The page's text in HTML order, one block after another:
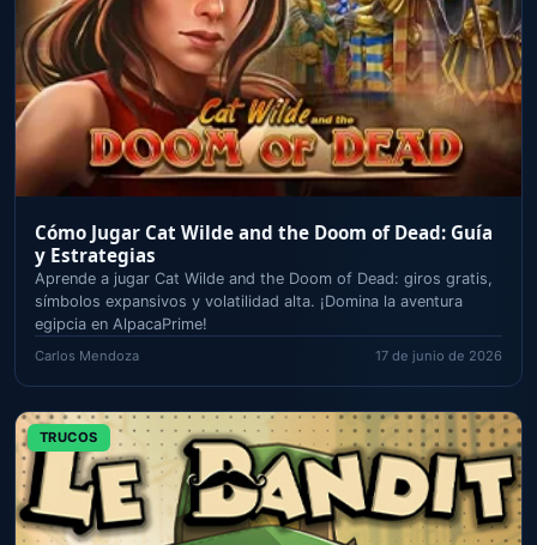
Cómo Jugar Cat Wilde and the Doom of Dead: Guía
y Estrategias
Aprende a jugar Cat Wilde and the Doom of Dead: giros gratis,
símbolos expansivos y volatilidad alta. ¡Domina la aventura
egipcia en AlpacaPrime!
Carlos Mendoza 17 de junio de 2026
TRUCOS